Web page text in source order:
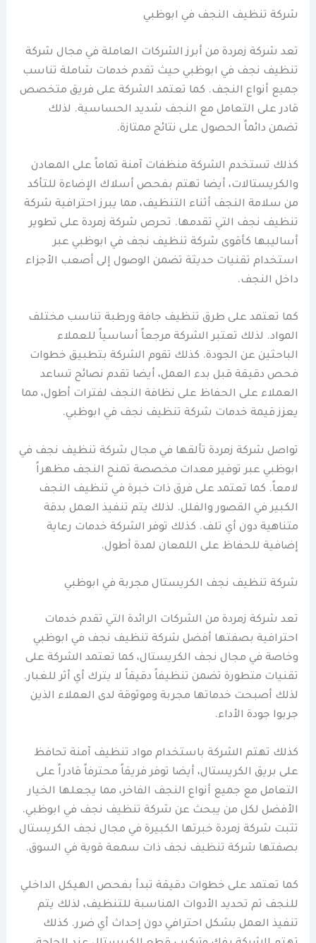
شركة تنظيف النجف في ابوظبي
تعد شركة زمردة من أبرز الشركات العاملة في مجال شركة
تنظيف نجف في ابوظبي حيث تقدم خدمات شاملة تناسب
جميع أنواع النجف. كما تعتمد الشركة على فريق متخصص
قادر على التعامل مع النجف شديد الحساسية. لذلك
تضمن دائماً الحصول على نتائج ممتازة.
كذلك تستخدم الشركة منظفات آمنة تماماً على المعادن
والكريستالات، أيضا تهتم بفحص أسلاك الإضاءة للتأكد
من سلامة النجف أثناء التنظيف، مما يبرز احترافية شركة
تنظيف نجف التي تقدمها. تحرص شركة زمردة على تطوير
أساليبها كأقوى شركة تنظيف نجف في ابوظبي عبر
استخدام تقنيات حديثة تضمن الوصول إلى أصعب الأجزاء
داخل النجف.
كما تعتمد على طرق تنظيف جافة ورطبة تناسب مختلف
المواد. لذلك تعتبر الشركة مرجعاً أساسياً للعملاء
الباحثين عن الجودة. كذلك تقوم الشركة بتطبيق خطوات
فحص دقيقة قبل بدء العمل، أيضا تقدم نصائح تساعد
العملاء على الحفاظ على نظافة النجف لفترات أطول، مما
يعزز قيمة خدمات شركة تنظيف نجف في ابوظبي.
تواصل شركة زمردة تألقها في مجال شركة تنظيف نجف في
ابوظبي عبر توفير معدات مخصصة تمنح النجف مظهراً
لامعاً. كما تعتمد على فرق ذات خبرة في تنظيف النجف
الكبير في القصور والفلل. لذلك يتم تنفيذ العمل بدقة
متناهية دون أي تلف. كذلك توفر الشركة خدمات رعاية
إضافية للحفاظ على اللمعان لمدة أطول.
شركة تنظيف نجف الكريستال مجربة في ابوظبي
تعد شركة زمردة من الشركات الرائدة التي تقدم خدمات
احترافية بصفتها أفضل شركة تنظيف نجف في ابوظبي
وخاصة في مجال نجف الكريستال، كما تعتمد الشركة على
تقنيات متطورة تضمن تنظيفاً دقيقاً لا يترك أي أثر للغبار.
لذلك أصبحت خدماتها مجربة وموثوقة لدى العملاء الذين
جربوا جودة الأداء.
كذلك تهتم الشركة باستخدام مواد تنظيف آمنة تحافظ
على بريق الكريستال، أيضا توفر فريقاً محترفاً قادراً على
التعامل مع جميع أنواع النجف الفاخر، مما يجعلها الخيار
الأفضل لكل من يبحث عن شركة تنظيف نجف في ابوظبي.
تثبت شركة زمردة خبرتها الكبيرة في مجال نجف الكريستال
بصفتها شركة تنظيف نجف ذات سمعة قوية في السوق.
كما تعتمد على خطوات دقيقة تبدأ بفحص الهيكل الداخلي
للنجف ثم تحديد الأدوات المناسبة للتنظيف، لذلك يتم
تنفيذ العمل بشكل احترافي دون إحداث أي ضرر. كذلك